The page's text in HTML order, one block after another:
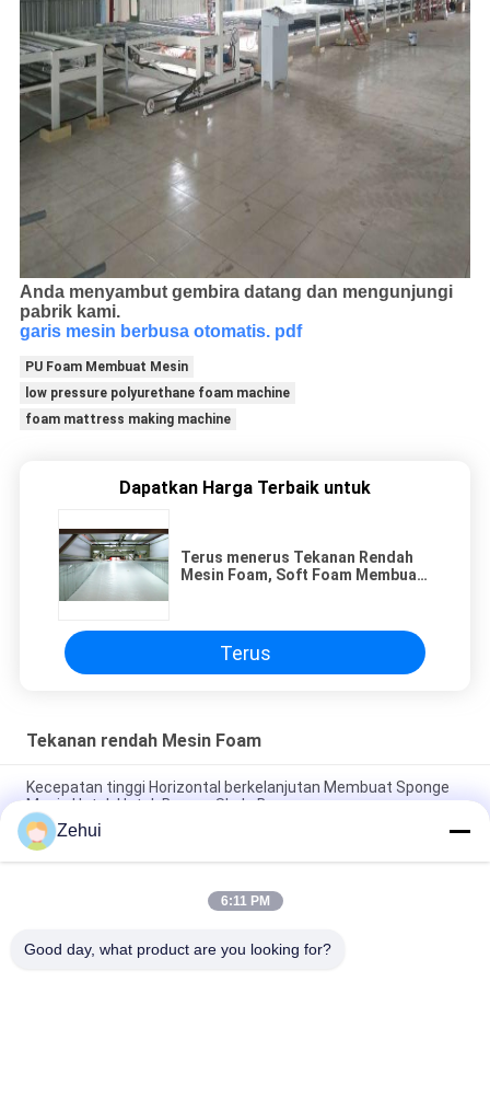
Anda menyambut gembira datang dan mengunjungi
pabrik kami.
garis mesin berbusa otomatis. pdf
PU Foam Membuat Mesin
low pressure polyurethane foam machine
foam mattress making machine
Dapatkan Harga Terbaik untuk
Terus menerus Tekanan Rendah
Mesin Foam, Soft Foam Membuat
Terus
Tekanan rendah Mesin Foam
Kecepatan tinggi Horizontal berkelanjutan Membuat Sponge
Mesin Untuk Untuk Besar - Skala Busa
37KW Sponge Mattress Tekanan Rendah Mesin Foam For Hard
/ Lembut Polyurethane Foam
Multifungsi Tekanan Rendah Foam Mesin / Continous Sponge
Zehui
6:11 PM
Good day, what product are you looking for?